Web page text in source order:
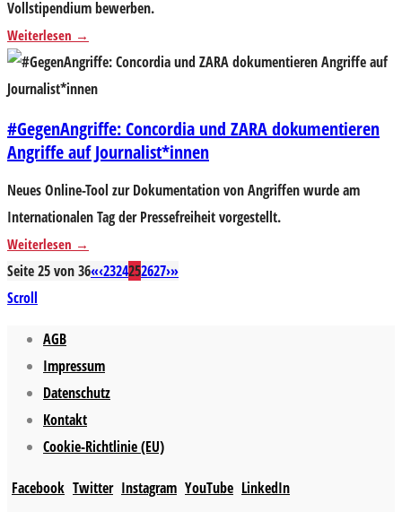
Vollstipendium bewerben.
Weiterlesen
#GegenAngriffe: Concordia und ZARA dokumentieren
Angriffe auf Journalist*innen
Neues Online-Tool zur Dokumentation von Angriffen wurde am
Internationalen Tag der Pressefreiheit vorgestellt.
Weiterlesen
Seite 25 von 36«‹2324252627›»
Scroll
AGB
Impressum
Datenschutz
Kontakt
Cookie-Richtlinie (EU)
Facebook Twitter Instagram YouTube LinkedIn